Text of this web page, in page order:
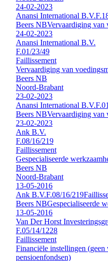
24-02-2023
Anansi International B.V.
Beers NBVervaardiging van
24-02-2023
Anansi International B.V.
F.01/23/49
Faillissement
Vervaardiging van
Beers NB
Noord-Brabant
23-02-2023
Anansi International B.V.
Beers NBVervaardiging van
23-02-2023
Ank B.V.
F.08/16/219
Faillissement
Gespecialiseerde
Beers NB
Noord-Brabant
13-05-2016
Ank B.V.F.08/16/219
Beers NBGespecialiseerde
13-05-2016
Van Der Horst
F.05/14/1228
Faillissement
Financiële instellingen (geen
pensioenfondsen)